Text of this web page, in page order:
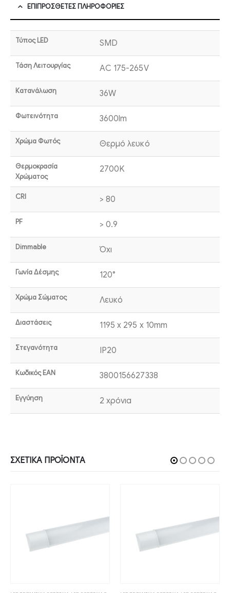
ΕΠΙΠΡΌΣΘΕΤΕΣ ΠΛΗΡΟΦΟΡΊΕΣ
Τύπος LED SMD
Τάση Λειτουργίας AC 175-265V
Κατανάλωση 36W
Φωτεινότητα 3600lm
Χρώμα Φωτός Θερμό λευκό
Θερμοκρασία
Χρώματος
2700K
CRI > 80
PF > 0.9
Dimmable Όχι
Γωνία Δέσμης 120°
Χρώμα Σώματος Λευκό
Διαστάσεις 1195 x 295 x 10mm
Στεγανότητα IP20
Κωδικός EAN 3800156627338
Εγγύηση 2 χρόνια
ΣΧΕΤΙΚΆ ΠΡΟΪΌΝΤΑ